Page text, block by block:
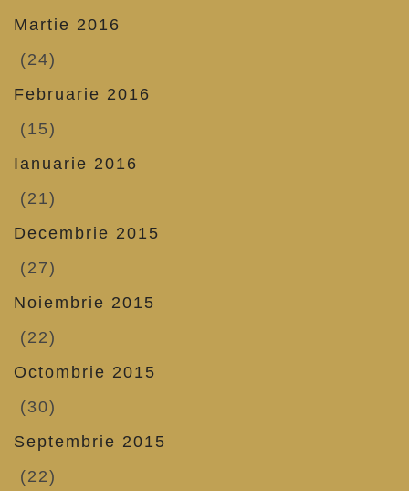
Martie 2016
(24)
Februarie 2016
(15)
Ianuarie 2016
(21)
Decembrie 2015
(27)
Noiembrie 2015
(22)
Octombrie 2015
(30)
Septembrie 2015
(22)